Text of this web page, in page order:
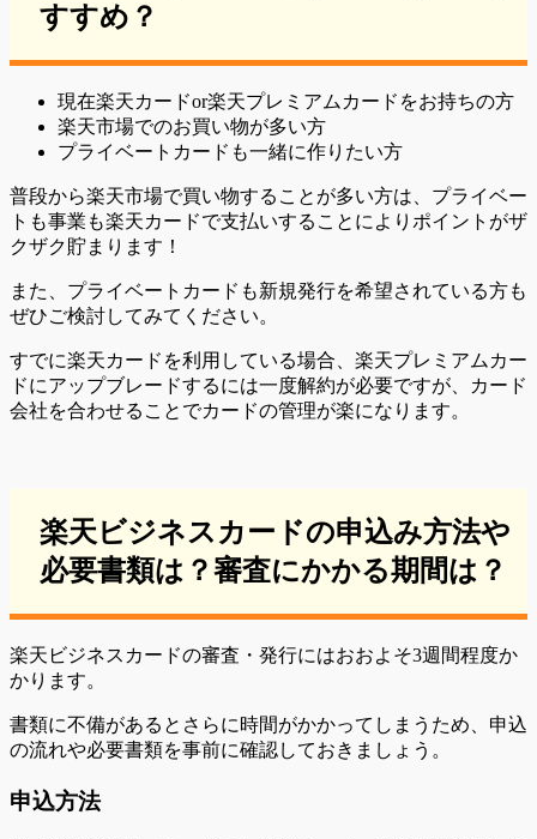
すすめ？
現在楽天カードor楽天プレミアムカードをお持ちの方
楽天市場でのお買い物が多い方
プライベートカードも一緒に作りたい方
普段から楽天市場で買い物することが多い方は、プライベー
トも事業も楽天カードで支払いすることによりポイントがザ
クザク貯まります！
また、プライベートカードも新規発行を希望されている方も
ぜひご検討してみてください。
すでに楽天カードを利用している場合、楽天プレミアムカー
ドにアップブレードするには一度解約が必要ですが、カード
会社を合わせることでカードの管理が楽になります。
楽天ビジネスカードの申込み方法や
必要書類は？審査にかかる期間は？
楽天ビジネスカードの審査・発行にはおおよそ3週間程度か
かります。
書類に不備があるとさらに時間がかかってしまうため、申込
の流れや必要書類を事前に確認しておきましょう。
申込方法